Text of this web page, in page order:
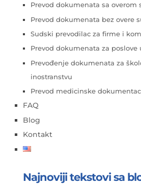
Prevod dokumenata sa overom
Prevod dokumenata bez overe
Sudski prevodilac za firme i
Prevod dokumenata za poslove
Prevođenje dokumenata za
inostranstvu
Prevod medicinske
FAQ
Blog
Kontakt
Najnoviji tekstovi sa